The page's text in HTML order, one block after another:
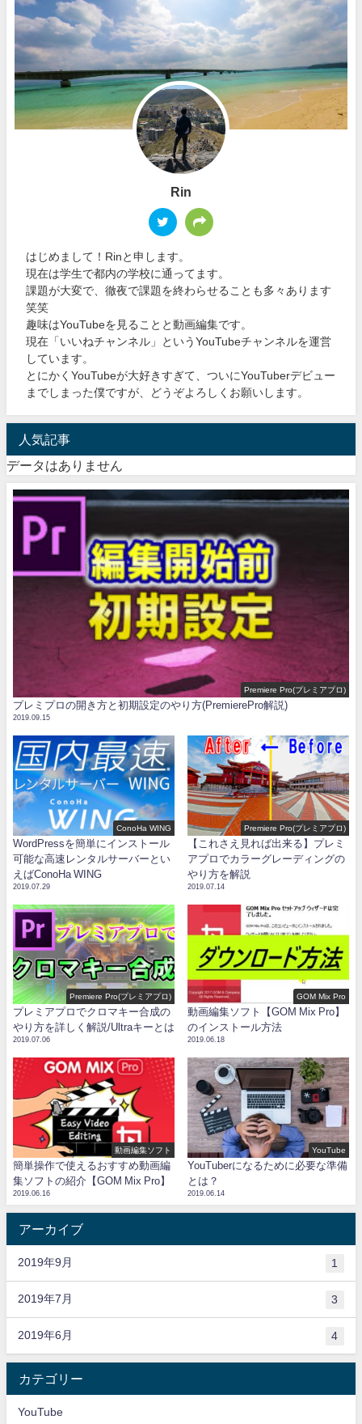
Rin
はじめまして！Rinと申します。
現在は学生で都内の学校に通ってます。
課題が大変で、徹夜で課題を終わらせることも多々あります
笑笑
趣味はYouTubeを見ることと動画編集です。
現在「いいねチャンネル」というYouTubeチャンネルを運営
しています。
とにかくYouTubeが大好きすぎて、ついにYouTuberデビュー
までしまった僕ですが、どうぞよろしくお願いします。
人気記事
データはありません
Premiere Pro(プレミアプロ)
プレミプロの開き方と初期設定のやり方(PremierePro解説)
2019.09.15
ConoHa WING
WordPressを簡単にインストール
可能な高速レンタルサーバーとい
えばConoHa WING
2019.07.29
Premiere Pro(プレミアプロ)
【これさえ見れば出来る】プレミ
アプロでカラーグレーディングの
やり方を解説
2019.07.14
Premiere Pro(プレミアプロ)
プレミアプロでクロマキー合成の
やり方を詳しく解説/Ultraキーとは
2019.07.06
GOM Mix Pro
動画編集ソフト【GOM Mix Pro】
のインストール方法
2019.06.18
動画編集ソフト
簡単操作で使えるおすすめ動画編
集ソフトの紹介【GOM Mix Pro】
2019.06.16
YouTube
YouTuberになるために必要な準備
とは？
2019.06.14
アーカイブ
2019年9月 1
2019年7月 3
2019年6月 4
カテゴリー
YouTube